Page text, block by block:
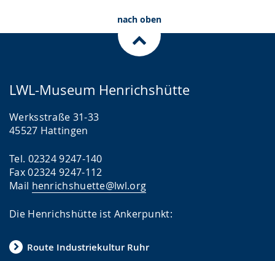
w
i
r
a
n
e
e
nach oben
LWL-Museum Henrichshütte
Werksstraße 31-33
45527 Hattingen
Tel. 02324 9247-140
Fax 02324 9247-112
Mail henrichshuette@lwl.org
Die Henrichshütte ist Ankerpunkt:
Route Industriekultur Ruhr